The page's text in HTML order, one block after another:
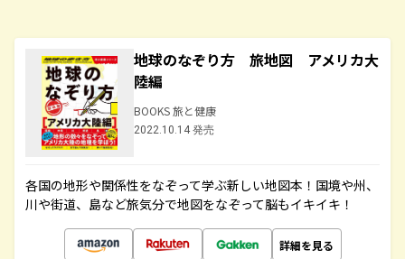
地球のなぞり方 旅地図 アメリカ大
陸編
BOOKS 旅と健康
2022.10.14 発売
各国の地形や関係性をなぞって学ぶ新しい地図本！国境や州、
川や街道、島など旅気分で地図をなぞって脳もイキイキ！
詳細を見る